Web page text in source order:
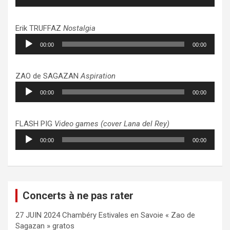
Erik TRUFFAZ Nostalgia
Lecteur
audio
00:00 00:00
ZAO de SAGAZANAspiration
Lecteur
audio
00:00 00:00
FLASH PIG Video games (cover Lana del Rey)
Lecteur
audio
00:00 00:00
Concerts à ne pas rater
27 JUIN 2024 Chambéry Estivales en Savoie « Zao de
Sagazan » gratos